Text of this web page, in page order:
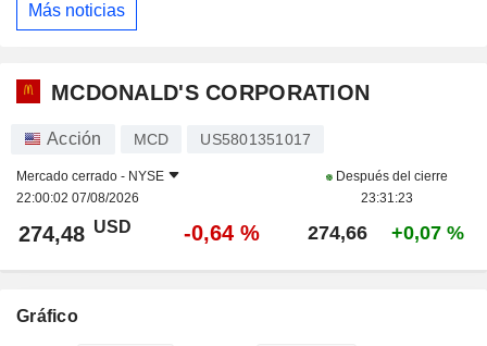
Más noticias
MCDONALD'S CORPORATION
Acción MCD US5801351017
Mercado cerrado - NYSE
22:00:02 07/08/2026
Después del cierre
23:31:23
274,48 USD -0,64 % 274,66 +0,07 %
Gráfico